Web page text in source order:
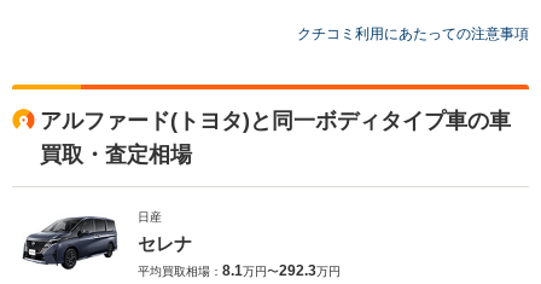
クチコミ利用にあたっての注意事項
アルファード(トヨタ)と同一ボディタイプ車の車
買取・査定相場
日産
セレナ
平均買取相場： 8.1万円〜292.3万円